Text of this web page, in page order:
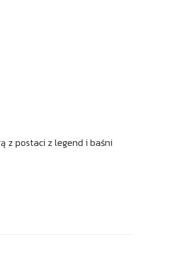
z postaci z legend i baśni